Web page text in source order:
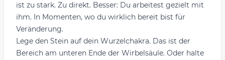
ist zu stark. Zu direkt. Besser: Du arbeitest gezielt mit
ihm. In Momenten, wo du wirklich bereit bist für
Veränderung.
Lege den Stein auf dein Wurzelchakra. Das ist der
Bereich am unteren Ende der Wirbelsäule. Oder halte